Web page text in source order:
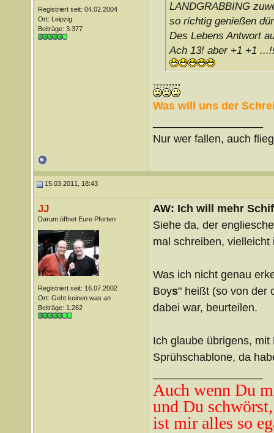
Registriert seit: 04.02.2004
Ort: Leipzig
Beiträge: 3.377
LANDGRABBING
so richtig genießen
Des Lebens Antwort
Ach 13! aber +1 +1
Was will uns der
Nur wer fallen, auch
15.03.2011, 18:43
JJ
Darum öffnet Eure Pforten
Registriert seit: 16.07.2002
Ort: Geht keinen was an
Beiträge: 1.262
AW: Ich will mehr
Siehe da, der
mal schreiben,
Was ich nicht genau
Boys" heißt (so von der
dabei war, beurteilen.
Ich glaube übrigens,
Sprühschablone, da
Auch wenn Du
und Du
ist mir alles so